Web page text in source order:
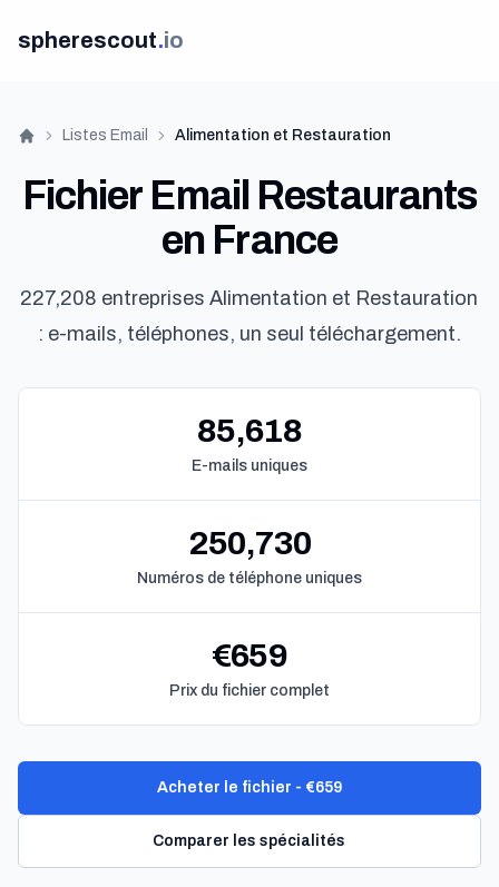
spherescout.io
Accueil
Listes Email Alimentation et Restauration
Fichier Email Restaurants
en France
227,208 entreprises Alimentation et Restauration
: e-mails, téléphones, un seul téléchargement.
85,618
E-mails uniques
250,730
Numéros de téléphone uniques
€659
Prix du fichier complet
Acheter le fichier - €659
Comparer les spécialités